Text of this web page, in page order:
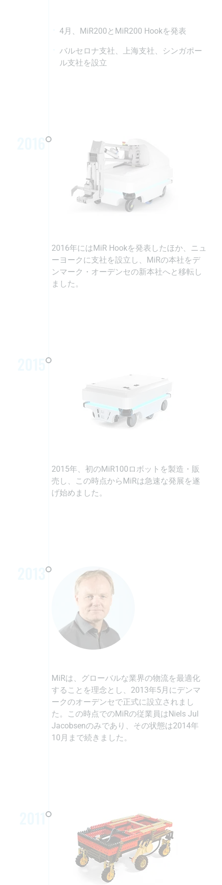
4月、MiR200とMiR200 Hookを発表
バルセロナ支社、上海支社、シンガポー
ル支社を設立
2016年にはMiR Hookを発表したほか、ニュ
ーヨークに支社を設立し、MiRの本社をデ
ンマーク・オーデンセの新本社へと移転し
ました。
2015年、初のMiR100ロボットを製造・販
売し、この時点からMiRは急速な発展を遂
げ始めました。
MiRは、グローバルな業界の物流を最適化
することを理念とし、2013年5月にデンマ
ークのオーデンセで正式に設立されまし
た。この時点でのMiRの従業員はNiels Jul
Jacobsenのみであり、その状態は2014年
10月まで続きました。